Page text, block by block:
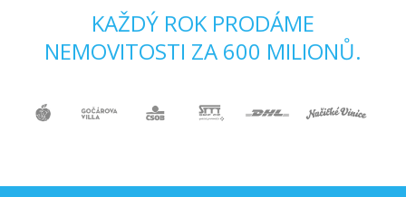
KAŽDÝ ROK PRODÁME
NEMOVITOSTI ZA 600 MILIONŮ.